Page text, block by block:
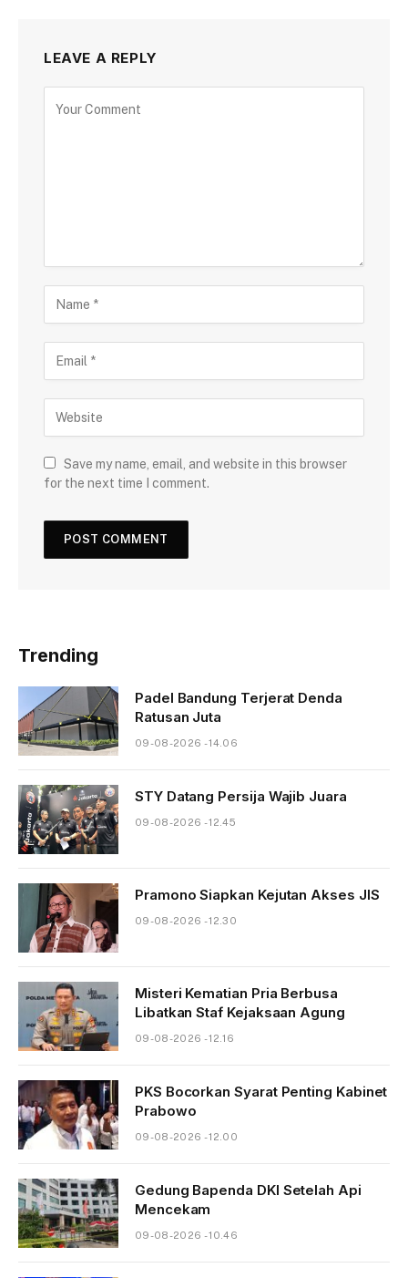
LEAVE A REPLY
Save my name, email, and website in this browser
for the next time I comment.
Trending
Padel Bandung Terjerat Denda
Ratusan Juta
09-08-2026 - 14.06
STY Datang Persija Wajib Juara
09-08-2026 - 12.45
Pramono Siapkan Kejutan Akses JIS
09-08-2026 - 12.30
Misteri Kematian Pria Berbusa
Libatkan Staf Kejaksaan Agung
09-08-2026 - 12.16
PKS Bocorkan Syarat Penting Kabinet
Prabowo
09-08-2026 - 12.00
Gedung Bapenda DKI Setelah Api
Mencekam
09-08-2026 - 10.46